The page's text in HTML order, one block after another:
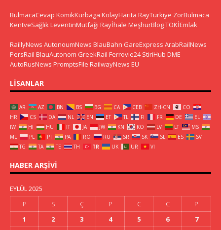
BulmacaCevap KomikKurbaga KolayHarita RayTurkiye ZorBulmaca
KentveSağlık LeventinMutfağı Rayİhale MeşhurBlogTOKİEmlak
RaillyNews AutonoumNews BlauBahn GareExpress ArabRailNews
PersRail BlauAutonom GreekRail Ferrovie24 StiriHub DME
AutoRusNews PromptsFile RailwayNews EU
LISANLAR
AR AZ BN BS BG CA CEB ZH-CN
CO
HR
CS DA NL EN ET TL FI FR DE
EL
IW
HI HU IT JA JW KN KO LV LT
MS
ML
PL PT PA RO RU SR SK SL ES
SV
TG
TA TE TH TR UK UR VI
HABER ARŞIVI
EYLÜL 2025
P
S Ç P C C
P
1
2 3 4 5 6
7